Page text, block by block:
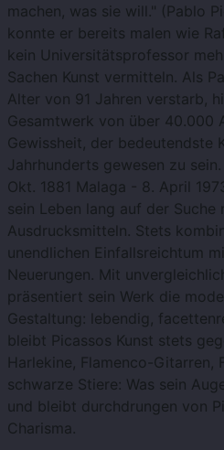
machen, was sie will." (Pablo
konnte er bereits malen wie
kein Universitätsprofessor
Sachen Kunst vermitteln. Als
Alter von 91 Jahren verstarb,
Gesamtwerk von über 40.000
Gewissheit, der bedeutendste
Jahrhunderts gewesen zu
Okt. 1881 Malaga - 8. April
sein Leben lang auf der Suche
Ausdrucksmitteln. Stets
unendlichen Einfallsreichtum
Neuerungen. Mit
präsentiert sein Werk die
Gestaltung: lebendig,
bleibt Picassos Kunst stets
Harlekine, Flamenco-Gitarren,
schwarze Stiere: Was sein
und bleibt durchdrungen von
Charisma.